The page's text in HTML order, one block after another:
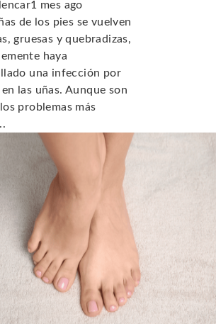
1 mes ago
de los pies se vuelven
gruesas y quebradizas,
haya
una infección por
en las uñas. Aunque son
problemas más